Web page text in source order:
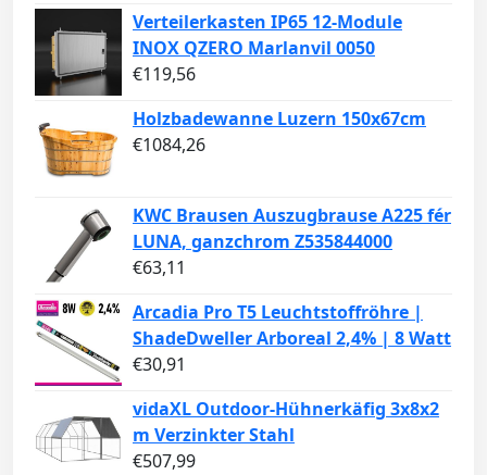
Verteilerkasten IP65 12-Module
INOX QZERO Marlanvil 0050
€119,56
Holzbadewanne Luzern 150x67cm
€1084,26
KWC Brausen Auszugbrause A225 fér
LUNA, ganzchrom Z535844000
€63,11
Arcadia Pro T5 Leuchtstoffröhre |
ShadeDweller Arboreal 2,4% | 8 Watt
€30,91
vidaXL Outdoor-Hühnerkäfig 3x8x2
m Verzinkter Stahl
€507,99